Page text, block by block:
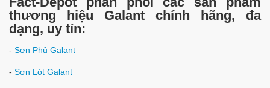
thương hiệu Galant chính hãng, đa
dạng, uy tín:
- Sơn Phủ Galant
- Sơn Lót Galant